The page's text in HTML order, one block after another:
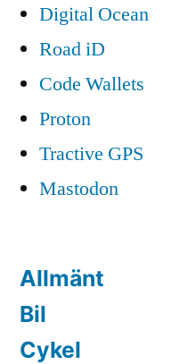
Digital Ocean
Road iD
Code Wallets
Proton
Tractive GPS
Mastodon
Allmänt
Bil
Cykel